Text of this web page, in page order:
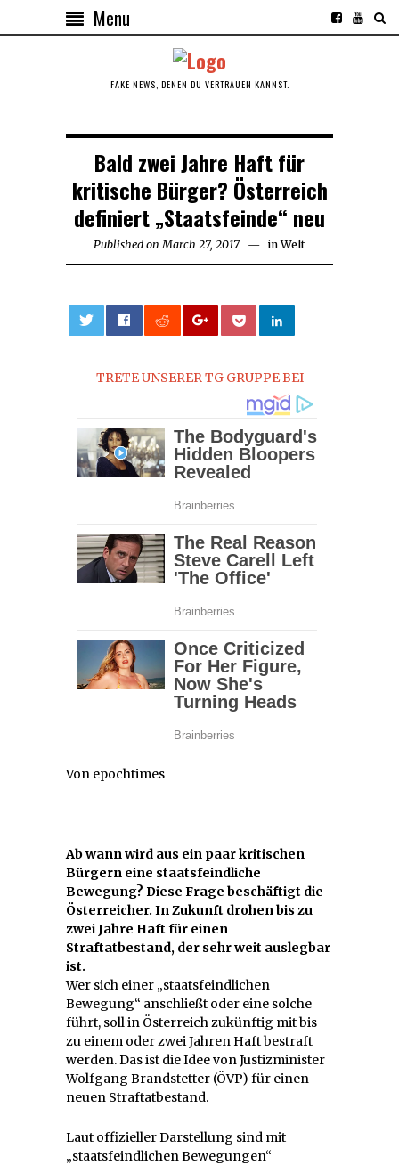
Menu
FAKE NEWS, DENEN DU VERTRAUEN KANNST.
Bald zwei Jahre Haft für
kritische Bürger? Österreich
definiert „Staatsfeinde“ neu
Published on March 27, 2017 May in Welt
TRETE UNSERER TG GRUPPE BEI
Von epochtimes
Ab wann wird aus ein paar kritischen
Bürgern eine staatsfeindliche
Bewegung? Diese Frage beschäftigt die
Österreicher. In Zukunft drohen bis zu
zwei Jahre Haft für einen
Straftatbestand, der sehr weit auslegbar
ist.
Wer sich einer „staatsfeindlichen
Bewegung“ anschließt oder eine solche
führt, soll in Österreich zukünftig mit bis
zu einem oder zwei Jahren Haft bestraft
werden. Das ist die Idee von Justizminister
Wolfgang Brandstetter (ÖVP) für einen
neuen Straftatbestand.
Laut offizieller Darstellung sind mit
„staatsfeindlichen Bewegungen“